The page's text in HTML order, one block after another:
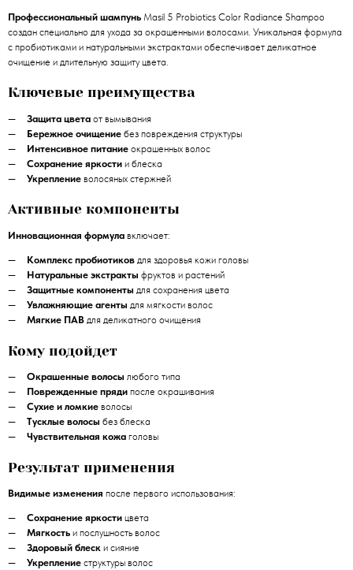
Профессиональный шампунь Masil 5 Probiotics Color Radiance Shampoo
создан специально для ухода за окрашенными волосами. Уникальная формула
с пробиотиками и натуральными экстрактами обеспечивает деликатное
очищение и длительную защиту цвета.
Ключевые преимущества
Защита цвета от вымывания
Бережное очищение без повреждения структуры
Интенсивное питание окрашенных волос
Сохранение яркости и блеска
Укрепление волосяных стержней
Активные компоненты
Инновационная формула включает:
Комплекс пробиотиков для здоровья кожи головы
Натуральные экстракты фруктов и растений
Защитные компоненты для сохранения цвета
Увлажняющие агенты для мягкости волос
Мягкие ПАВ для деликатного очищения
Кому подойдет
Окрашенные волосы любого типа
Поврежденные пряди после окрашивания
Сухие и ломкие волосы
Тусклые волосы без блеска
Чувствительная кожа головы
Результат применения
Видимые изменения после первого использования:
Сохранение яркости цвета
Мягкость и послушность волос
Здоровый блеск и сияние
Укрепление структуры волос